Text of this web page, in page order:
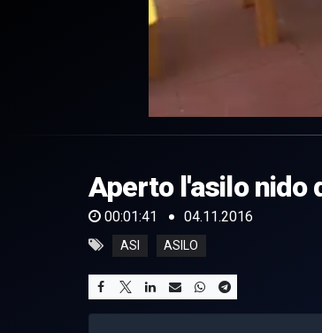
of
41
secondsVolume
0%
Aperto l'asilo nido
00:01:41 04.11.2016
ASI ASILO